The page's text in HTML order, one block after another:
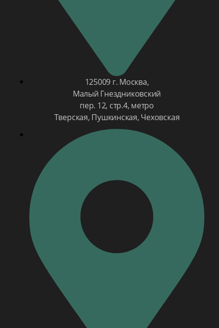
125009 г. Москва,
Малый Гнездниковский
пер. 12, стр.4, метро
Тверская, Пушкинская, Чеховская